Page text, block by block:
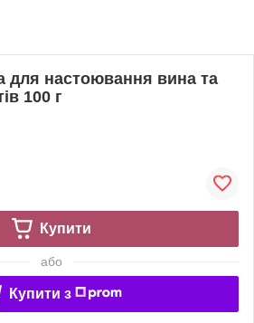
для настоювання вина та
100 г
Купити
або
Купити з